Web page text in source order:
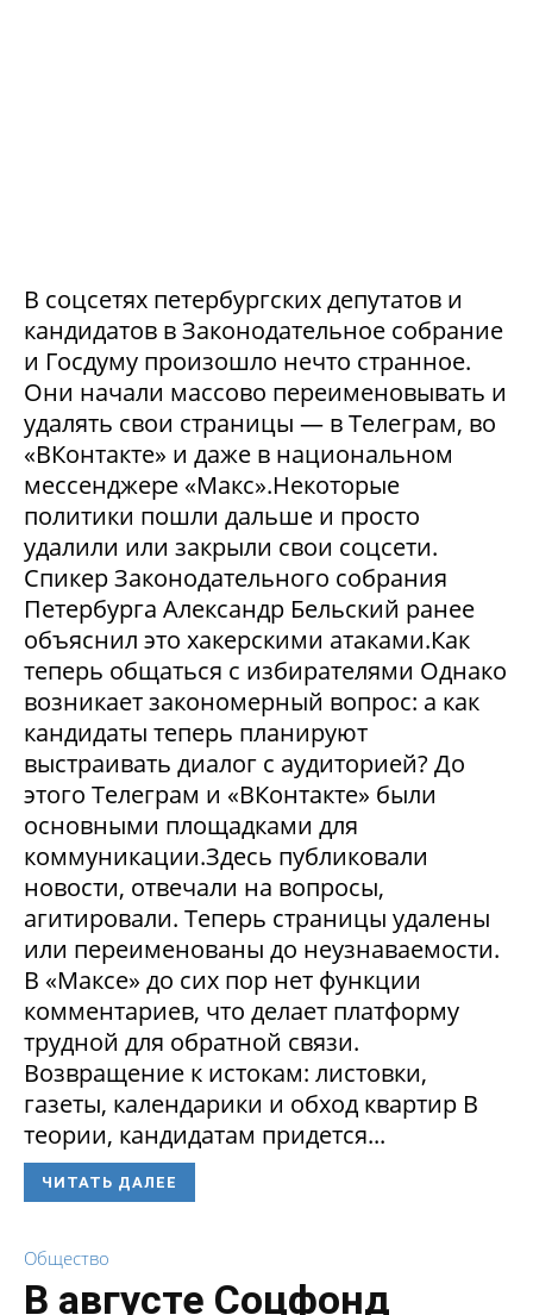
В соцсетях петербургских депутатов и
кандидатов в Законодательное собрание
и Госдуму произошло нечто странное.
Они начали массово переименовывать и
удалять свои страницы — в Телеграм, во
«ВКонтакте» и даже в национальном
мессенджере «Макс».Некоторые
политики пошли дальше и просто
удалили или закрыли свои соцсети.
Спикер Законодательного собрания
Петербурга Александр Бельский ранее
объяснил это хакерскими атаками.Как
теперь общаться с избирателями Однако
возникает закономерный вопрос: а как
кандидаты теперь планируют
выстраивать диалог с аудиторией? До
этого Телеграм и «ВКонтакте» были
основными площадками для
коммуникации.Здесь публиковали
новости, отвечали на вопросы,
агитировали. Теперь страницы удалены
или переименованы до неузнаваемости.
В «Максе» до сих пор нет функции
комментариев, что делает платформу
трудной для обратной связи.
Возвращение к истокам: листовки,
газеты, календарики и обход квартир В
теории, кандидатам придется...
ЧИТАТЬ ДАЛЕЕ
Общество
В августе Соцфонд